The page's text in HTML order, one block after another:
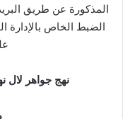
المذكورة عن طريق
الضبط الخاص بالإدارة
23 نهج جواهر لال